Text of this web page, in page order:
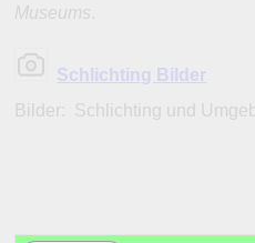
Museums.
Schlichting Bilder
Bilder: Schlichting und